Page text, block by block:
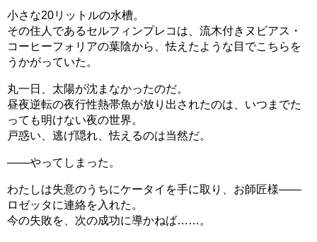
小さな20リットルの水槽。
その住人であるセルフィンプレコは、流木付きヌビアス・
コーヒーフォリアの葉陰から、怯えたような目でこちらを
うかがっていた。
丸一日、太陽が沈まなかったのだ。
昼夜逆転の夜行性熱帯魚が放り出されたのは、いつまでた
っても明けない夜の世界。
戸惑い、逃げ隠れ、怯えるのは当然だ。
――やってしまった。
わたしは失意のうちにケータイを手に取り、お師匠様――
ロゼッタに連絡を入れた。
今の失敗を、次の成功に導かねば……。